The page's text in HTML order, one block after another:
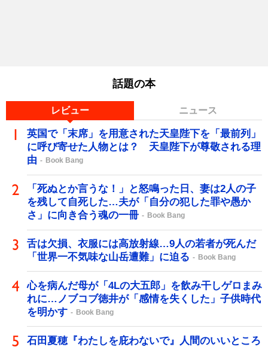
話題の本
レビュー ニュース
英国で「末席」を用意された天皇陛下を「最前列」
に呼び寄せた人物とは？ 天皇陛下が尊敬される理
由
Book Bang
「死ぬとか言うな！」と怒鳴った日、妻は2人の子
を残して自死した…夫が「自分の犯した罪や愚か
さ」に向き合う魂の一冊
Book Bang
舌は欠損、衣服には高放射線…9人の若者が死んだ
「世界一不気味な山岳遭難」に迫る
Book Bang
心を病んだ母が「4Lの大五郎」を飲み干しゲロまみ
れに…ノブコブ徳井が「感情を失くした」子供時代
を明かす
Book Bang
石田夏穂『わたしを庇わないで』人間のいいところ